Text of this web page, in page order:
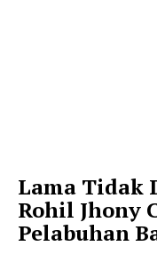
Lama Tidak
Rohil Jhony
Pelabuhan